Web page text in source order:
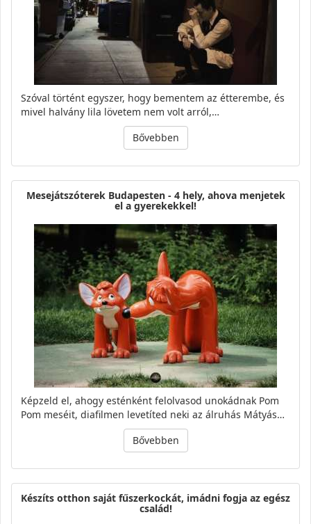
Szóval történt egyszer, hogy bementem az étterembe, és
mivel halvány lila lövetem nem volt arról,…
Bővebben
Mesejátszóterek Budapesten - 4 hely, ahova menjetek
el a gyerekekkel!
Képzeld el, ahogy esténként felolvasod unokádnak Pom
Pom meséit, diafilmen levetíted neki az álruhás Mátyás…
Bővebben
Készíts otthon saját fűszerkockát, imádni fogja az egész
család!